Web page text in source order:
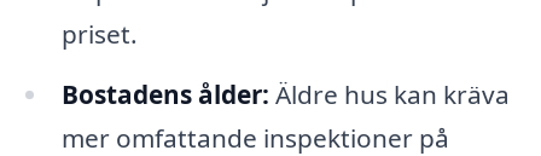
priset.
Bostadens ålder: Äldre hus kan kräva
mer omfattande inspektioner på